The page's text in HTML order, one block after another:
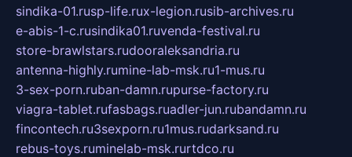
sindika-01.rusp-life.rux-legion.rusib-archives.ru
e-abis-1-c.rusindika01.ruvenda-festival.ru
store-brawlstars.rudooraleksandria.ru
antenna-highly.rumine-lab-msk.ru1-mus.ru
3-sex-porn.ruban-damn.rupurse-factory.ru
viagra-tablet.rufasbags.ruadler-jun.rubandamn.ru
fincontech.ru3sexporn.ru1mus.rudarksand.ru
rebus-toys.ruminelab-msk.rurtdco.ru